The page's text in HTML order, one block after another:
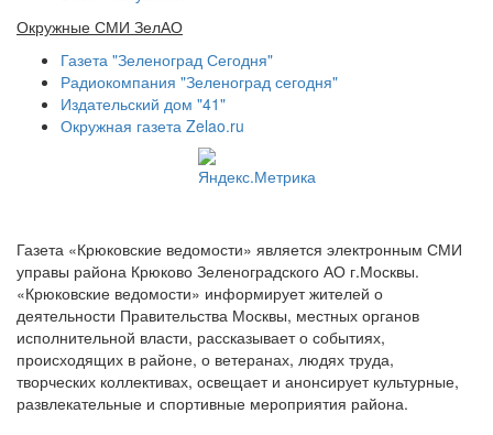
Окружные СМИ ЗелАО
Газета "Зеленоград Сегодня"
Радиокомпания "Зеленоград сегодня"
Издательский дом "41"
Окружная газета Zelao.ru
Газета «Крюковские ведомости» является электронным СМИ
управы района Крюково Зеленоградского АО г.Москвы.
«Крюковские ведомости» информирует жителей о
деятельности Правительства Москвы, местных органов
исполнительной власти, рассказывает о событиях,
происходящих в районе, о ветеранах, людях труда,
творческих коллективах, освещает и анонсирует культурные,
развлекательные и спортивные мероприятия района.